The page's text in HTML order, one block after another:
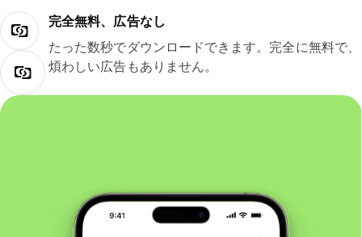
完全無料、広告なし
たった数秒でダウンロードできます。完全に無料で、
煩わしい広告もありません。